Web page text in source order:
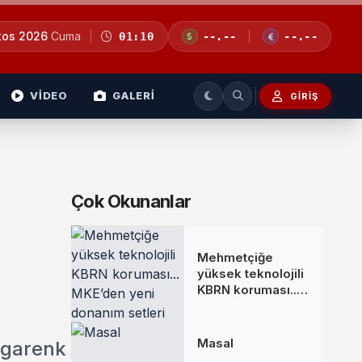
2026 Cuma 01:10 --.-- --.--
VİDEO GALERİ GIRIŞ
Çok Okunanlar
Mehmetçiğe
yüksek teknolojili
KBRN koruması...
Masal